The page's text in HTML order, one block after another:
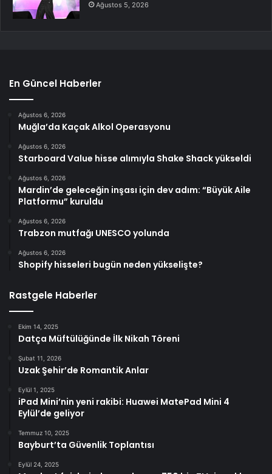
Ağustos 5, 2026
En Güncel Haberler
Ağustos 6, 2026
Muğla’da Kaçak Alkol Operasyonu
Ağustos 6, 2026
Starboard Value hisse alımıyla Shake Shack yükseldi
Ağustos 6, 2026
Mardin’de geleceğin inşası için dev adım: “Büyük Aile
Platformu” kuruldu
Ağustos 6, 2026
Trabzon mutfağı UNESCO yolunda
Ağustos 6, 2026
Shopify hisseleri bugün neden yükselişte?
Rastgele Haberler
Ekim 14, 2025
Datça Müftülüğünde İlk Nikah Töreni
Şubat 11, 2026
Uzak Şehir’de Romantik Anlar
Eylül 1, 2025
iPad Mini’nin yeni rakibi: Huawei MatePad Mini 4
Eylül’de geliyor
Temmuz 10, 2025
Bayburt’ta Güvenlik Toplantısı
Eylül 24, 2025